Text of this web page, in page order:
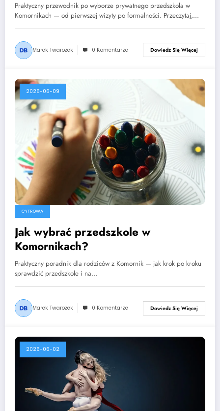
Praktyczny przewodnik po wyborze prywatnego przedszkola w
Komornikach — od pierwszej wizyty po formalności. Przeczytaj,…
Marek Twarożek 0 Komentarze Dowiedz Się Więcej
2026-06-09
CYFROWA
Jak wybrać przedszkole w
Komornikach?
Praktyczny poradnik dla rodziców z Komornik — jak krok po kroku
sprawdzić przedszkole i na…
Marek Twarożek 0 Komentarze Dowiedz Się Więcej
2026-06-02